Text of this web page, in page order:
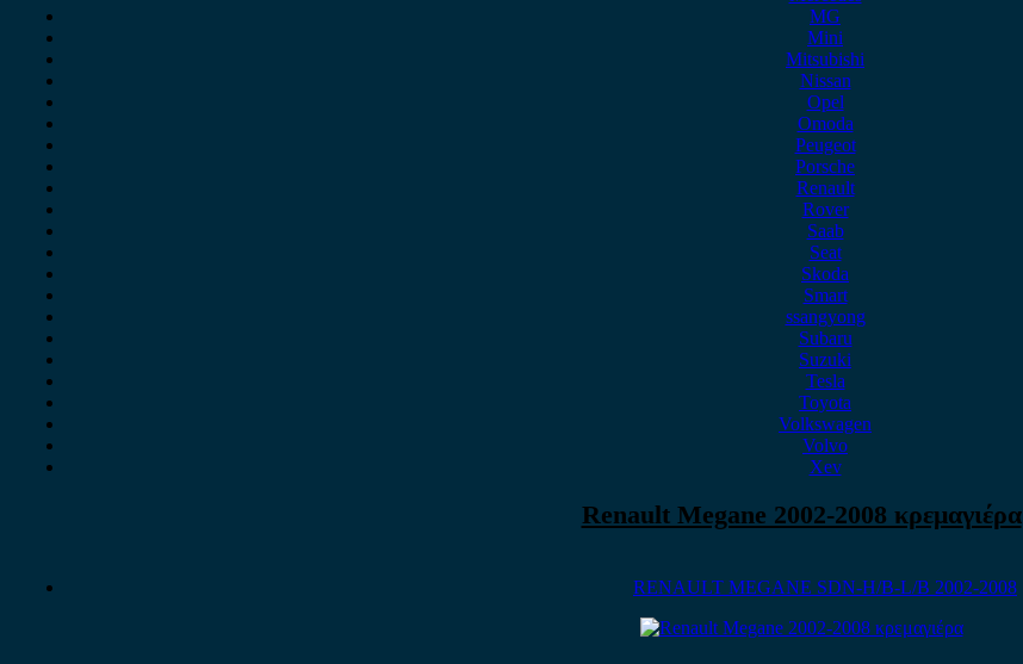
MG
Mini
Mitsubishi
Nissan
Opel
Omoda
Peugeot
Porsche
Renault
Rover
Saab
Seat
Skoda
Smart
ssangyong
Subaru
Suzuki
Tesla
Toyota
Volkswagen
Volvo
Xev
Renault Megane 2002-2008 κρεμαγιέρα
RENAULT MEGANE SDN-H/B-L/B 2002-2008